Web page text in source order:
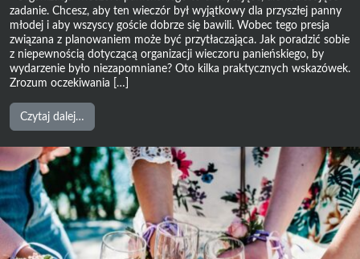
zadanie. Chcesz, aby ten wieczór był wyjątkowy dla przyszłej panny
młodej i aby wszyscy goście dobrze się bawili. Wobec tego presja
związana z planowaniem może być przytłaczająca. Jak poradzić sobie
z niepewnością dotyczącą organizacji wieczoru panieńskiego, by
wydarzenie było niezapomniane? Oto kilka praktycznych wskazówek.
Zrozum oczekiwania […]
Czytaj dalej…
Jak
poradzić
sobie
z
niepewnością
dotyczącą
organizacji
wieczoru